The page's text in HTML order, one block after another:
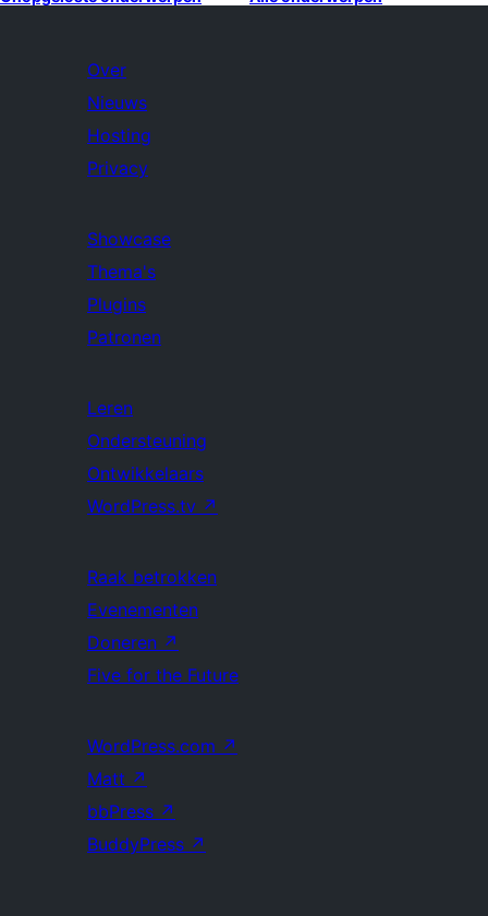
Over
Nieuws
Hosting
Privacy
Showcase
Thema's
Plugins
Patronen
Leren
Ondersteuning
Ontwikkelaars
WordPress.tv ↗
Raak betrokken
Evenementen
Doneren ↗
Five for the Future
WordPress.com ↗
Matt ↗
bbPress ↗
BuddyPress ↗